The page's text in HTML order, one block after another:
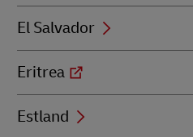
El Salvador
Eritrea
Estland